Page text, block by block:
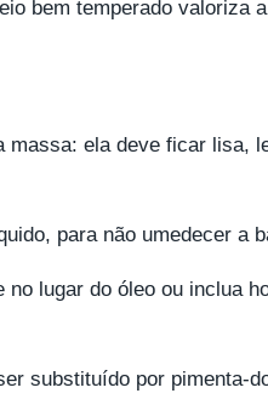
bem temperado valoriza
massa: ela deve ficar lisa,
para não umedecer a
lugar do óleo ou inclua
substituído por pimenta-